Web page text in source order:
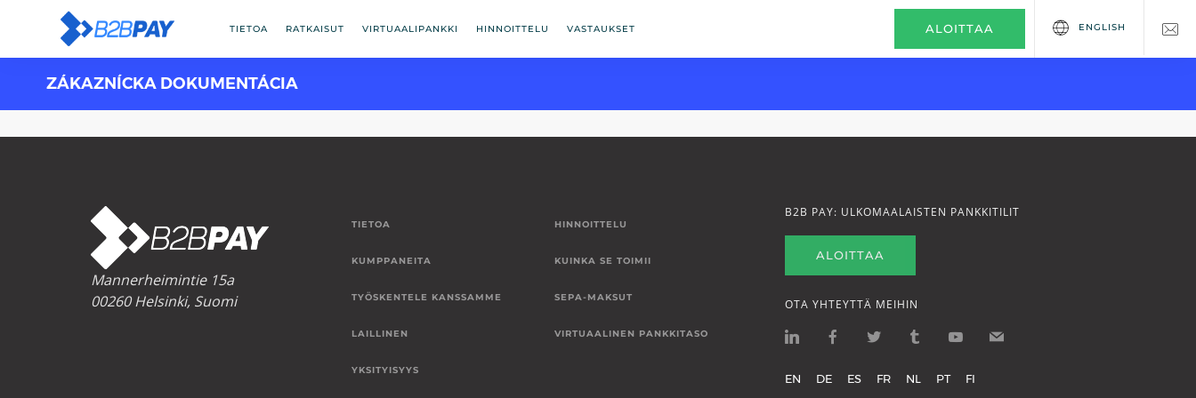
TIETOA RATKAISUT VIRTUAALIPANKKI HINNOITTELU VASTAUKSET ALOITTAA ENGLISH
ZÁKAZNÍCKA DOKUMENTÁCIA
Mannerheimintie 15a
00260 Helsinki, Suomi
TIETOA
KUMPPANEITA
TYÖSKENTELE KANSSAMME
LAILLINEN
YKSITYISYYS
HINNOITTELU
KUINKA SE TOIMII
SEPA-MAKSUT
VIRTUAALINEN PANKKITASO
B2B PAY: ULKOMAALAISTEN PANKKITILIT
ALOITTAA
OTA YHTEYTTÄ MEIHIN
EN DE ES FR NL PT FI